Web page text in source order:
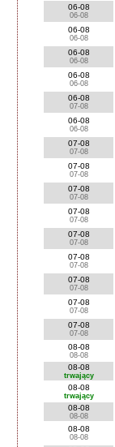
06-08
06-08
06-08
06-08
06-08
06-08
06-08
06-08
06-08
07-08
06-08
06-08
07-08
07-08
07-08
07-08
07-08
07-08
07-08
07-08
07-08
07-08
07-08
07-08
07-08
07-08
07-08
07-08
07-08
07-08
08-08
08-08
08-08
trwający
08-08
trwający
08-08
08-08
08-08
08-08